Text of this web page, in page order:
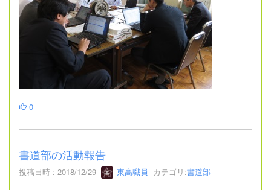
0
書道部の活動報告
投稿日時 : 2018/12/29 東高職員 カテゴリ:書道部